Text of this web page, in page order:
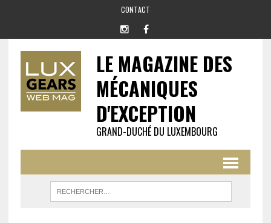
CONTACT
LE MAGAZINE DES
MÉCANIQUES
D'EXCEPTION
GRAND-DUCHÉ DU LUXEMBOURG